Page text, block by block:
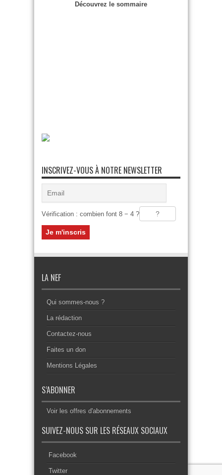
Découvrez le sommaire
INSCRIVEZ-VOUS À NOTRE NEWSLETTER
Vérification : combien font 8 − 4 ?
LA NEF
Qui sommes-nous ?
La rédaction
Contactez-nous
Faites un don
Mentions Légales
S’ABONNER
Voir les offres d'abonnements
SUIVEZ-NOUS SUR LES RÉSEAUX SOCIAUX
Facebook
Twitter